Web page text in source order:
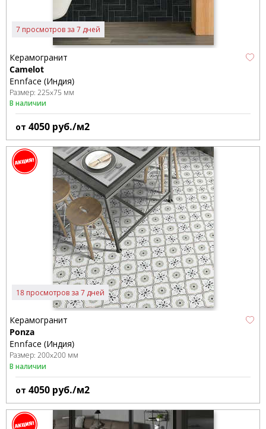
7 просмотров за 7 дней
Керамогранит
Camelot
Ennface (Индия)
Размер: 225x75 мм
В наличии
от 4050 руб./м2
18 просмотров за 7 дней
Керамогранит
Ponza
Ennface (Индия)
Размер: 200x200 мм
В наличии
от 4050 руб./м2